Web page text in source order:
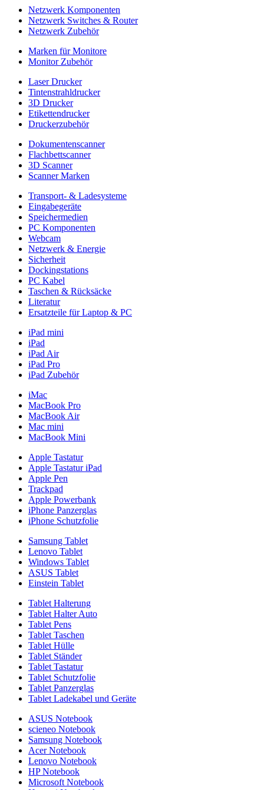
Netzwerk Komponenten
Netzwerk Switches & Router
Netzwerk Zubehör
Marken für Monitore
Monitor Zubehör
Laser Drucker
Tintenstrahldrucker
3D Drucker
Etikettendrucker
Druckerzubehör
Dokumentenscanner
Flachbettscanner
3D Scanner
Scanner Marken
Transport- & Ladesysteme
Eingabegeräte
Speichermedien
PC Komponenten
Webcam
Netzwerk & Energie
Sicherheit
Dockingstations
PC Kabel
Taschen & Rücksäcke
Literatur
Ersatzteile für Laptop & PC
iPad mini
iPad
iPad Air
iPad Pro
iPad Zubehör
iMac
MacBook Pro
MacBook Air
Mac mini
MacBook Mini
Apple Tastatur
Apple Tastatur iPad
Apple Pen
Trackpad
Apple Powerbank
iPhone Panzerglas
iPhone Schutzfolie
Samsung Tablet
Lenovo Tablet
Windows Tablet
ASUS Tablet
Einstein Tablet
Tablet Halterung
Tablet Halter Auto
Tablet Pens
Tablet Taschen
Tablet Hülle
Tablet Ständer
Tablet Tastatur
Tablet Schutzfolie
Tablet Panzerglas
Tablet Ladekabel und Geräte
ASUS Notebook
scieneo Notebook
Samsung Notebook
Acer Notebook
Lenovo Notebook
HP Notebook
Microsoft Notebook